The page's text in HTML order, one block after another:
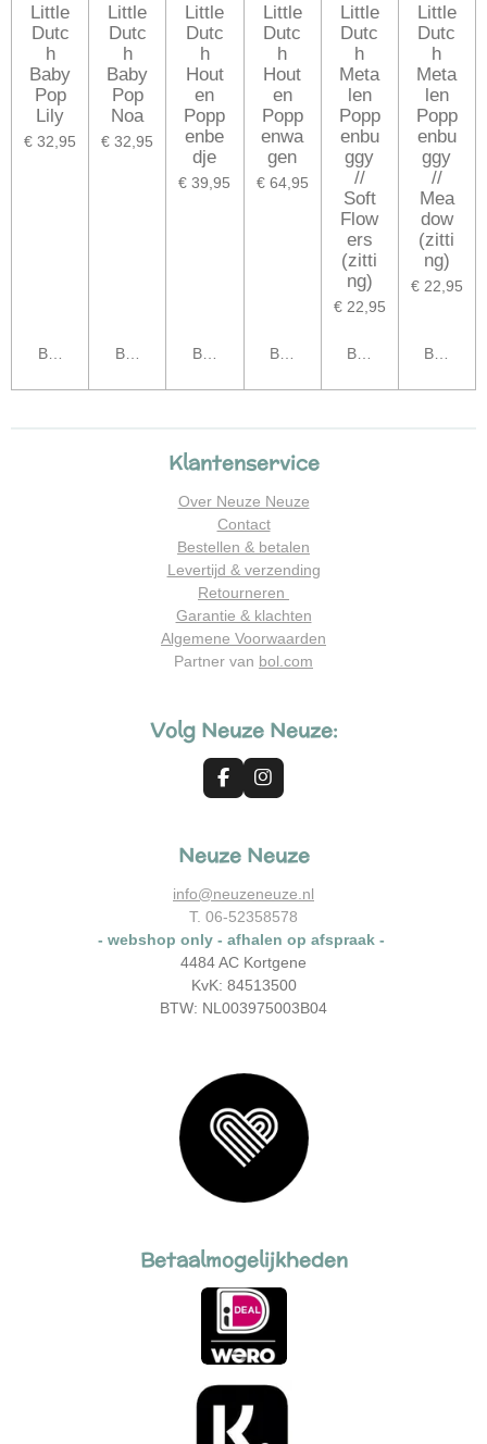
Little
Dutc
h
Baby
Pop
Lily
€ 32,95
Bekijk details
Little
Dutc
h
Baby
Pop
Noa
€ 32,95
Bekijk details
Little
Dutc
h
Hout
en
Popp
enbe
dje
€ 39,95
Bekijk details
Little
Dutc
h
Hout
en
Popp
enwa
gen
€ 64,95
Bekijk details
Little
Dutc
h
Meta
len
Popp
enbu
ggy
//
Soft
Flow
ers
(zitti
ng)
€ 22,95
Bekijk details
Little
Dutc
h
Meta
len
Popp
enbu
ggy
//
Mea
dow
(zitti
ng)
€ 22,95
Bekijk
Klantenservice
Over Neuze Neuze
Contact
Bestellen & betalen
Levertijd & verzending
Retourneren
Garantie & klachten
Algemene Voorwaarden
Partner van bol.com
Volg Neuze Neuze:
F
a
b
o
k
I
n
a
r
a
m
Neuze Neuze
info@neuzeneuze.nl
T. 06-52358578
- webshop only - afhalen op afspraak -
4484 AC Kortgene
KvK: 84513500
BTW: NL003975003B04
Betaalmogelijkheden